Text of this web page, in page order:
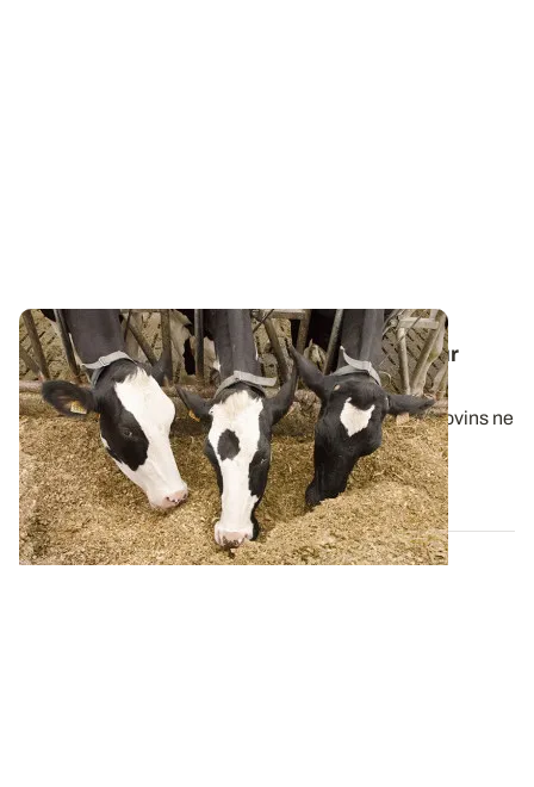
Alimentation des bovins - Six recettes pour
récolter le maïs
L’utilisation du maïs pour nourrir les troupeaux de bovins ne
se limite pas à l’ensilage...
27 MAI 2015